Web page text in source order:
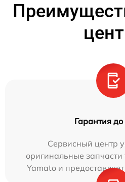
Гарантия до
Сервисный центр
оригинальные
Yamato и